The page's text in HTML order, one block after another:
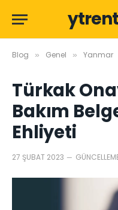
Blog » Genel » Yanmar
Türkak
Bakım
Ehliyeti
27 ŞUBAT 2023